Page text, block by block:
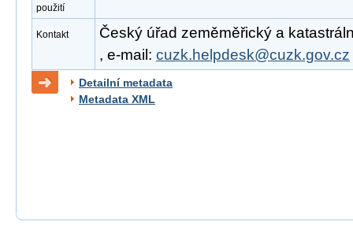
použití
Kontakt
Český úřad zeměměřický a
, e-mail: cuzk.helpdesk@cuzk.gov.cz
Detailní metadata
Metadata XML